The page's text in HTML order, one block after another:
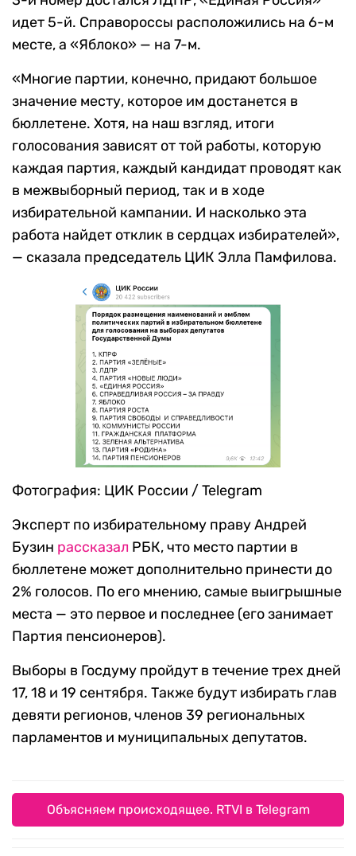
идет 5-й. Справороссы расположились на 6-м
месте, а «Яблоко» — на 7-м.
«Многие партии, конечно, придают большое
значение месту, которое им достанется в
бюллетене. Хотя, на наш взгляд, итоги
голосования зависят от той работы, которую
каждая партия, каждый кандидат проводят как
в межвыборный период, так и в ходе
избирательной кампании. И насколько эта
работа найдет отклик в сердцах избирателей»,
— сказала председатель ЦИК Элла Памфилова.
Фотография: ЦИК России / Telegram
Эксперт по избирательному праву Андрей
Бузин рассказал РБК, что место партии в
бюллетене может дополнительно принести до
2% голосов. По его мнению, самые выигрышные
места — это первое и последнее (его занимает
Партия пенсионеров).
Выборы в Госдуму пройдут в течение трех дней
17, 18 и 19 сентября. Также будут избирать глав
девяти регионов, членов 39 региональных
парламентов и муниципальных депутатов.
Объясняем происходящее. RTVI в Telegram